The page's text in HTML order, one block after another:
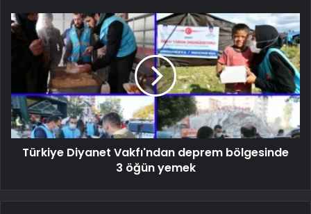
Türkiye Diyanet Vakfı'ndan deprem bölgesinde
3 öğün yemek